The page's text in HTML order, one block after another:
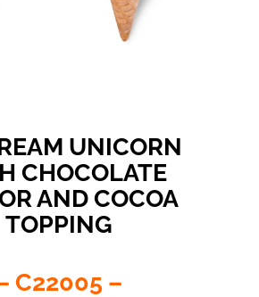
UNICORN
CHOCOLATE
AND COCOA
TOPPING
C22005 –